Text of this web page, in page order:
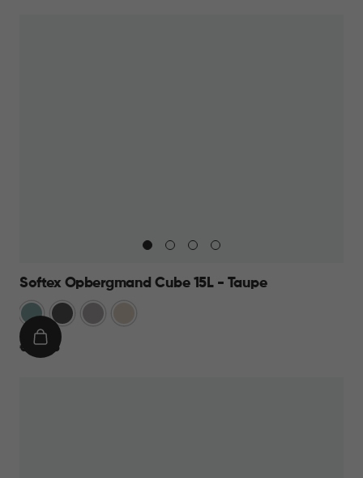
Softex Opbergmand Cube 15L - Taupe
BlauwAntraciet
TaupeBeige
€
€ 10,95
IN